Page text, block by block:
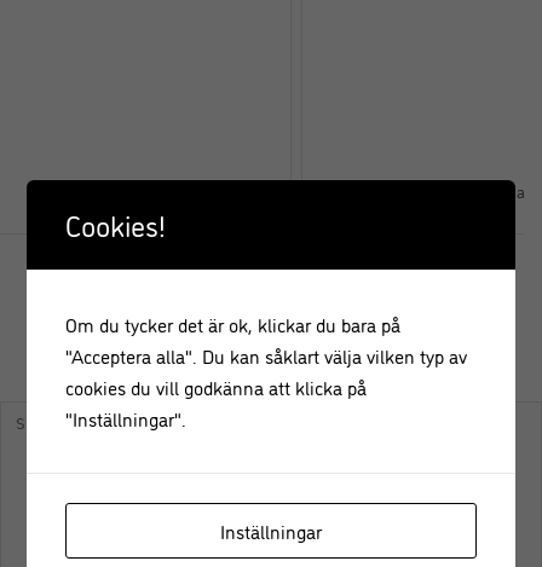
Green Bean Fries med
KOMMENTERA
Cookies!
Om du tycker det är ok, klickar du bara på
"Acceptera alla". Du kan såklart välja vilken typ av
cookies du vill godkänna att klicka på
"Inställningar".
Inställningar